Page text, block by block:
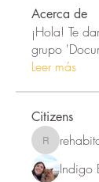
Acerca de
¡Hola! Te
grupo
Leer más
Citizens
Indigo